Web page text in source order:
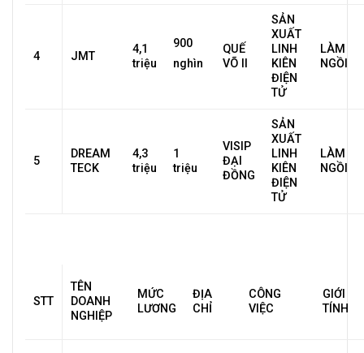
4 JMT
4,1
triệu
900
nghìn
QUẾ
VÕ II
SẢN
XUẤT
LINH
KIÊN
ĐIỆN
TỬ
LÀM
NGỒI
5
DREAM
TECK
4,3
triệu
1
triệu
VISIP
ĐẠI
ĐỒNG
SẢN
XUẤT
LINH
KIÊN
ĐIỆN
TỬ
LÀM
NGỒI
STT
TÊN
DOANH
NGHIỆP
MỨC
LƯƠNG
ĐỊA
CHỈ
CÔNG
VIỆC
GIỚI
TÍNH